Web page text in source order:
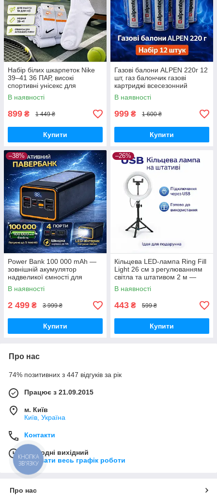
Набір білих шкарпеток Nike
39–41 36 ПАР, високі
спортивні унісекс для
щоденного використання
В наявності
899 ₴ 1 449 ₴
Купити
Газові балони ALPEN 220г 12
шт, газ балончик газові
картриджі всесезонний
пропан-бутан для
портативних плит, пальників
та кемпінгу
В наявності
999 ₴ 1 600 ₴
Купити
–38%
Power Bank 100 000 mAh —
зовнішній акумулятор
надвеликої ємності для
телефону, роутера та
автономного живлення
В наявності
2 499 ₴ 3 999 ₴
Купити
–26%
Кільцева LED-лампа Ring Fill
Light 26 см з регулюванням
світла та штативом 2 м —
світло для селфі, блогерів,
візажистів, фото-віде
В наявності
443 ₴ 599 ₴
Купити
Про нас
74% позитивних з 447 відгуків за рік
Працює з 21.09.2015
м. Київ
Київ, Україна
Контакти
Сьогодні вихідний
Показати весь графік роботи
Про нас
КНОПКА
ЗВ'ЯЗКУ